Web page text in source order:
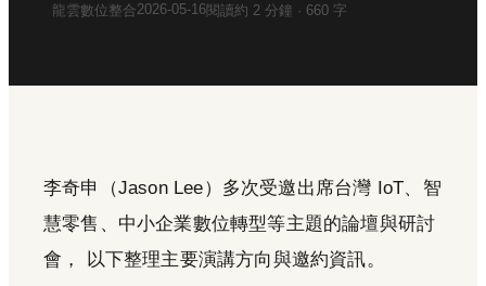
龍雲數位整合2026-05-16閱讀約 2 分鐘 · 660 字
李奇申（Jason Lee）多次受邀出席台灣 IoT、智
慧零售、中小企業數位轉型等主題的論壇與研討
會， 以下整理主要演講方向與邀約資訊。